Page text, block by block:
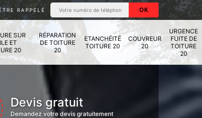
RAPPELÉ
SUR
ET
20
RÉPARATION
DE TOITURE
20
ETANCHÉITÉ
TOITURE 20
COUVREUR
20
URGENCE
FUITE DE
TOITURE
20
Devis gratuit
Demandez votre devis gratuitement